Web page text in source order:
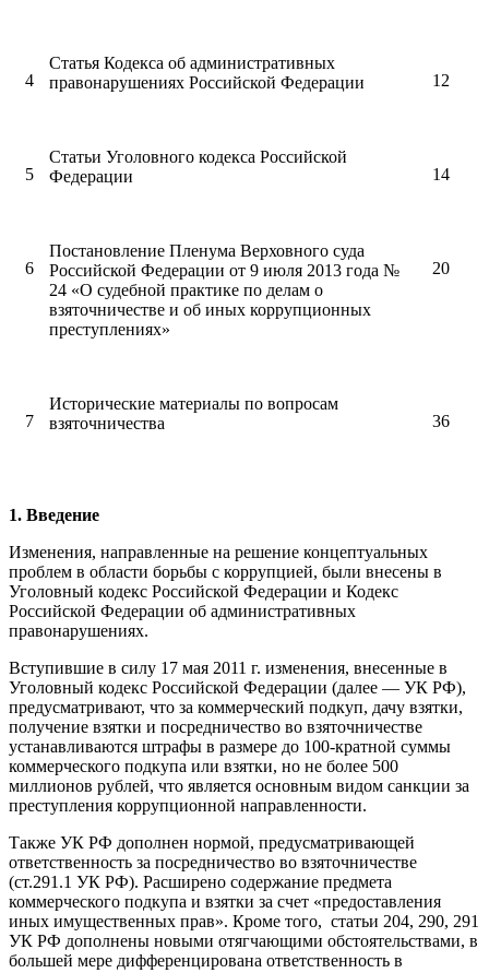
4
Статья Кодекса об административных
правонарушениях Российской Федерации
12
5
Статьи Уголовного кодекса Российской
Федерации
14
6
Постановление Пленума Верховного суда
Российской Федерации от 9 июля 2013 года №
24 «О судебной практике по делам о
взяточничестве и об иных коррупционных
преступлениях»
20
7
Исторические материалы по вопросам
взяточничества
36
1. Введение
Изменения, направленные на решение концептуальных
проблем в области борьбы с коррупцией, были внесены в
Уголовный кодекс Российской Федерации и Кодекс
Российской Федерации об административных
правонарушениях.
Вступившие в силу 17 мая 2011 г. изменения, внесенные в
Уголовный кодекс Российской Федерации (далее — УК РФ),
предусматривают, что за коммерческий подкуп, дачу взятки,
получение взятки и посредничество во взяточничестве
устанавливаются штрафы в размере до 100-кратной суммы
коммерческого подкупа или взятки, но не более 500
миллионов рублей, что является основным видом санкции за
преступления коррупционной направленности.
Также УК РФ дополнен нормой, предусматривающей
ответственность за посредничество во взяточничестве
(ст.291.1 УК РФ). Расширено содержание предмета
коммерческого подкупа и взятки за счет «предоставления
иных имущественных прав». Кроме того, статьи 204, 290, 291
УК РФ дополнены новыми отягчающими обстоятельствами, в
большей мере дифференцирована ответственность в